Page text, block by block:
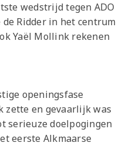
wedstrijd tegen ADO
Ridder in het centrum
Yaël Mollink rekenen
openingsfase
zette en gevaarlijk was
serieuze doelpogingen
eerste Alkmaarse